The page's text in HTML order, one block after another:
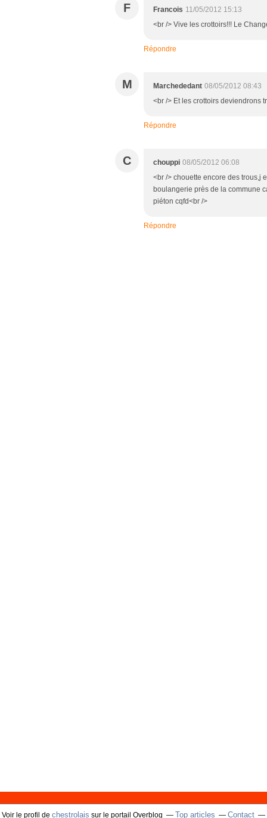
F Francois 11/05/2012 15:13
<br /> Vive les crottoirs!!! Le
Répondre
M Marchededant 08/05/2012 08:43
<br /> Et les crottoirs deviendrons
Répondre
C chouppi 08/05/2012 06:08
<br /> chouette encore des trous,j
boulangerie près de la commune
piéton cqfd<br />
Répondre
Voir le profil de chestrolais sur le portail Overblog Top articles Contact